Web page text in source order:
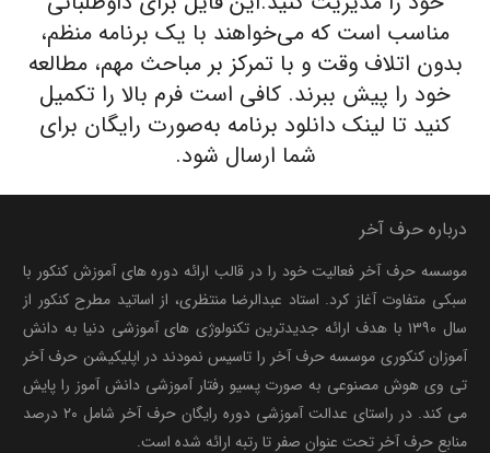
مناسب است که می‌خواهند با یک برنامه منظم،
بدون اتلاف وقت و با تمرکز بر مباحث مهم، مطالعه
خود را پیش ببرند. کافی است فرم بالا را تکمیل
کنید تا لینک دانلود برنامه به‌صورت رایگان برای
شما ارسال شود.
درباره حرف آخر
موسسه حرف آخر فعالیت خود را در قالب ارائه دوره های آموزش کنکور با
سبکی متفاوت آغاز کرد. استاد عبدالرضا منتظری، از اساتید مطرح کنکور از
سال ۱۳۹۰ با هدف ارائه جدیدترین تکنولوژی های آموزشی دنیا به دانش
آموزان کنکوری موسسه حرف آخر را تاسیس نمودند در اپلیکیشن حرف آخر
تی وی هوش مصنوعی به صورت پسیو رفتار آموزشی دانش آموز را پایش
می کند. در راستای عدالت آموزشی دوره رایگان حرف آخر شامل ۲۰ درصد
منابع حرف آخر تحت عنوان صفر تا رتبه ارائه شده است.